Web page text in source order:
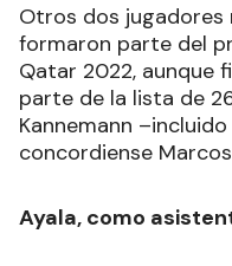
Otros dos jugadores
formaron parte del
Qatar 2022, aunque
parte de la lista de
Kannemann
concordiense
Ayala, como